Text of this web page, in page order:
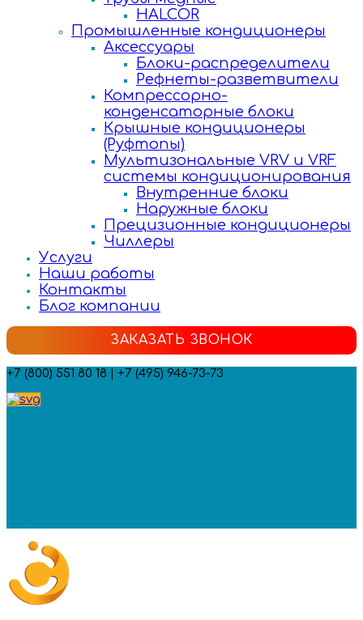
HALCOR
Промышленные кондиционеры
Аксессуары
Блоки-распределители
Рефнеты-разветвители
Компрессорно-
конденсаторные блоки
Крышные кондиционеры
(Руфтопы)
Мультизональные VRV и VRF
системы кондиционирования
Внутренние блоки
Наружные блоки
Прецизионные кондиционеры
Чиллеры
Услуги
Наши работы
Контакты
Блог компании
ЗАКАЗАТЬ ЗВОНОК
+7 (800) 551 80 18 | +7 (495) 946-73-73